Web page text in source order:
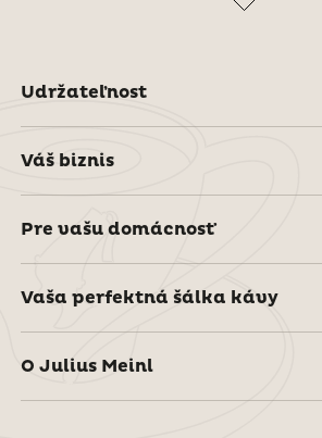
Udržateľnost
Váš biznis
Pre vašu domácnosť
Vaša perfektná šálka kávy
O Julius Meinl